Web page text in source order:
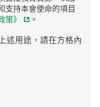
支持本會使命的項目
策》 。
述用途，請在方格內